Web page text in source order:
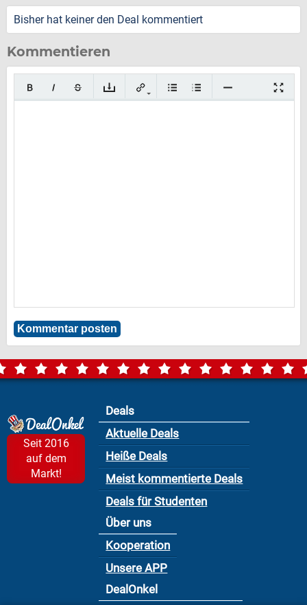
Bisher hat keiner den Deal kommentiert
Kommentieren
Seit 2016
auf dem
Markt!
Deals
Aktuelle Deals
Heiße Deals
Meist kommentierte Deals
Deals für Studenten
Über uns
Kooperation
Unsere APP
DealOnkel